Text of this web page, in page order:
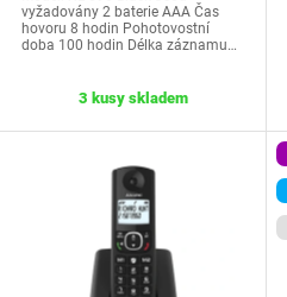
vyžadovány 2 baterie AAA Čas
hovoru 8 hodin Pohotovostní
doba 100 hodin Délka záznamu…
3 kusy skladem